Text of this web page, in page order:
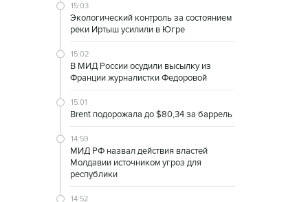
15:03
Экологический контроль за состоянием
реки Иртыш усилили в Югре
15:02
В МИД России осудили высылку из
Франции журналистки Федоровой
15:01
Brent подорожала до $80,34 за баррель
14:59
МИД РФ назвал действия властей
Молдавии источником угроз для
республики
14:52